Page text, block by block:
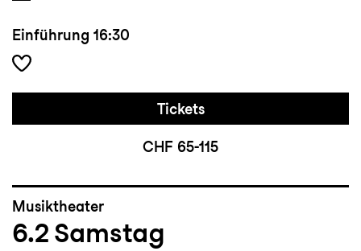
Einführung 16:30
Tickets
CHF 65-115
Musiktheater
6.2 Samstag